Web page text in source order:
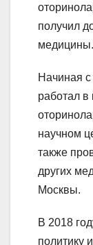
получил
медицины.
Начиная
работал в
научном
также
других
Москвы.
В 2018
политику